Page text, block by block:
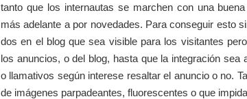
tanto que los internautas se marchen con una
más adelante a por novedades. Para conseguir esto
dos en el blog que sea visible para los visitantes
los anuncios, o del blog, hasta que la integración
o llamativos según interese resaltar el anuncio o no.
de imágenes parpadeantes, fluorescentes o que